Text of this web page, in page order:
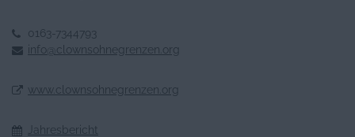
0163-7344793
info@clownsohnegrenzen.org
www.clownsohnegrenzen.org
Jahresbericht